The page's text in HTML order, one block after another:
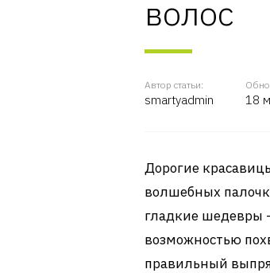
волос
Автор статьи:
smartyadmin 18
Дорогие
волшебных
гладкие шедевры
возможностью
правильный